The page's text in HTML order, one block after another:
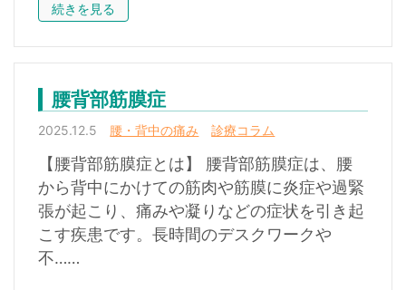
続きを見る
腰背部筋膜症
2025.12.5 腰・背中の痛み 診療コラム
【腰背部筋膜症とは】 腰背部筋膜症は、腰
から背中にかけての筋肉や筋膜に炎症や過緊
張が起こり、痛みや凝りなどの症状を引き起
こす疾患です。長時間のデスクワークや
不……